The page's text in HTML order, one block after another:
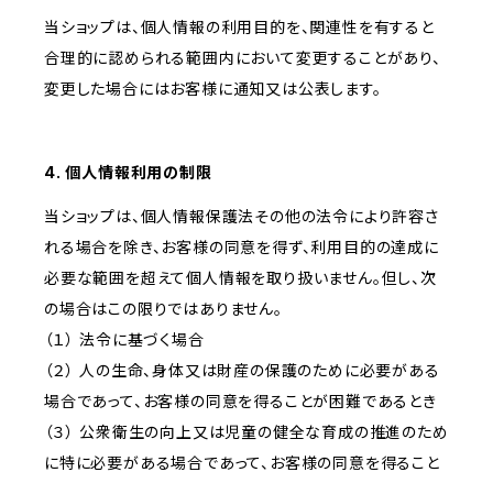
当ショップは、個人情報の利用目的を、関連性を有すると
合理的に認められる範囲内において変更することがあり、
変更した場合にはお客様に通知又は公表します。
4. 個人情報利用の制限
当ショップは、個人情報保護法その他の法令により許容さ
れる場合を除き、お客様の同意を得ず、利用目的の達成に
必要な範囲を超えて個人情報を取り扱いません。但し、次
の場合はこの限りではありません。
（１） 法令に基づく場合
（２） 人の生命、身体又は財産の保護のために必要がある
場合であって、お客様の同意を得ることが困難であるとき
（３） 公衆衛生の向上又は児童の健全な育成の推進のため
に特に必要がある場合であって、お客様の同意を得ること